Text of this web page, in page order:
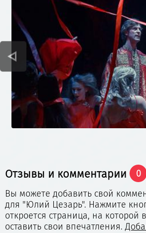
яркой и незабываемой. Чтобы
творческой группы, нужно
билеты на спектакль Юлий
Заказывайте с помощью нашего
на спектакль «Юлий Цезарь»в
Отзывы и комментарии
0
Вы можете добавить свой
для "Юлий Цезарь". Нажмите
откроется страница, на которой
оставить свои впечатления.